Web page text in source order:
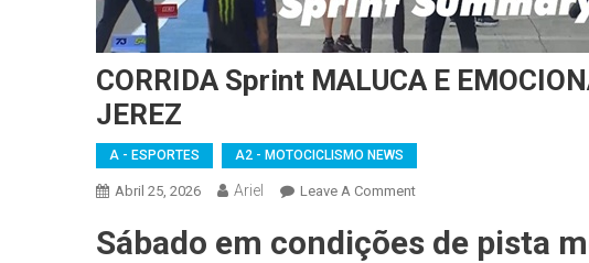
CORRIDA Sprint MALUCA E
JEREZ
A - ESPORTES A2 - MOTOCICLISMO NEWS
Abril 25, 2026 Ariel Leave A CommentOn
Sprint
Sábado em condições de pista